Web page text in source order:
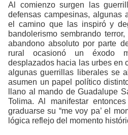
Al comienzo surgen las
defensas campesinas, algunas
el camino que las inspiró y
bandolerismo sembrando
abandono absoluto por parte
rural ocasionó un éxodo
desplazados hacia las urbes en
algunas guerrillas liberales se
asumen un papel político
llano al mando de Guadalupe
Tolima. Al manifestar
graduarse su “me voy pa’ el
lógica reflejo del momento